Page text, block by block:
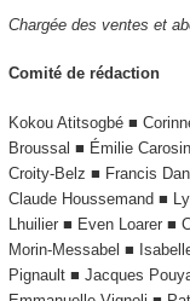
Chargée des ventes et
Comité de rédaction
Kokou Atitsogbé ■
Broussal ■ Émilie
Croity-Belz ■ Francis
Claude Houssemand ■
Lhuilier ■ Even Loarer ■
Morin-Messabel ■
Pignault ■ Jacques